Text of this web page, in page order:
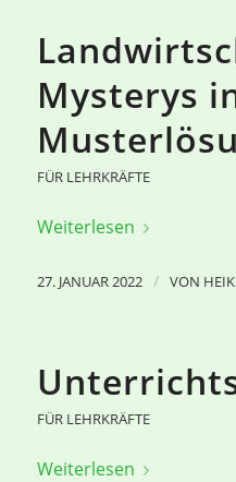
Mysterys
FÜR LEHRKRÄFTE
Weiterlesen
27. JANUAR 2022 / VON
FÜR LEHRKRÄFTE
Weiterlesen